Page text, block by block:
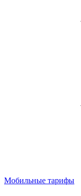
Мобильные тарифы